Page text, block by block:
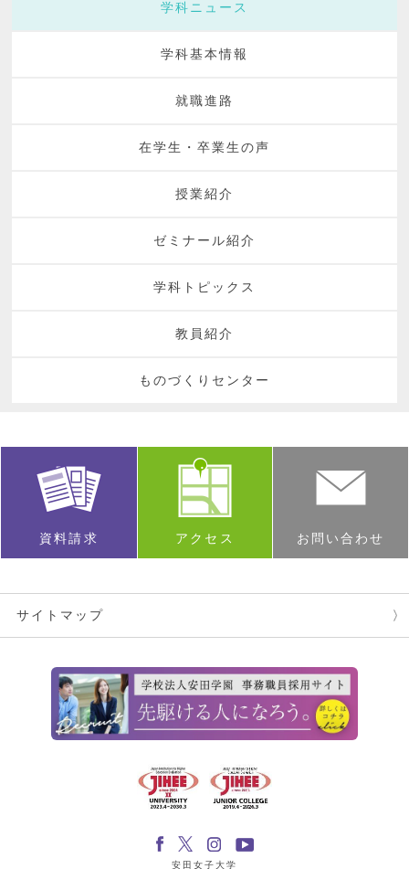
学科ニュース
学科基本情報
就職進路
在学生・卒業生の声
授業紹介
ゼミナール紹介
学科トピックス
教員紹介
ものづくりセンター
資料請求 アクセス お問い合わせ
サイトマップ
安田女子大学